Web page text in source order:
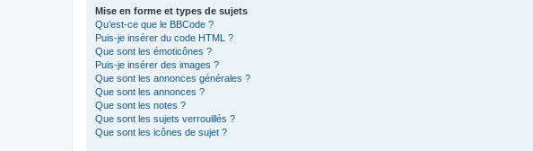
Mise en forme et types de sujets
Qu’est-ce que le BBCode ?
Puis-je insérer du code HTML ?
Que sont les émoticônes ?
Puis-je insérer des images ?
Que sont les annonces générales ?
Que sont les annonces ?
Que sont les notes ?
Que sont les sujets verrouillés ?
Que sont les icônes de sujet ?